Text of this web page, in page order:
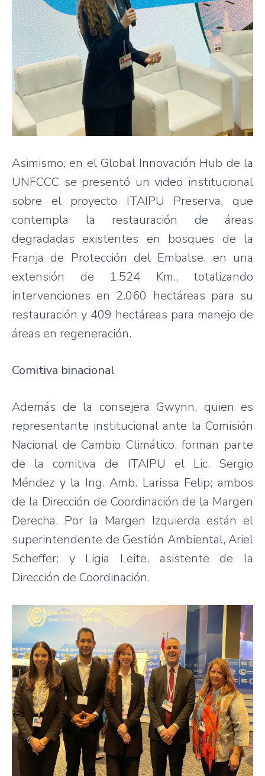
Asimismo, en el Global Innovación Hub de la
UNFCCC se presentó un video institucional
sobre el proyecto ITAIPU Preserva, que
contempla la restauración de áreas
degradadas existentes en bosques de la
Franja de Protección del Embalse, en una
extensión de 1.524 Km., totalizando
intervenciones en 2.060 hectáreas para su
restauración y 409 hectáreas para manejo de
áreas en regeneración.
Comitiva binacional
Además de la consejera Gwynn, quien es
representante institucional ante la Comisión
Nacional de Cambio Climático, forman parte
de la comitiva de ITAIPU el Lic. Sergio
Méndez y la Ing. Amb. Larissa Felip; ambos
de la Dirección de Coordinación de la Margen
Derecha. Por la Margen Izquierda están el
superintendente de Gestión Ambiental, Ariel
Scheffer; y Ligia Leite, asistente de la
Dirección de Coordinación.